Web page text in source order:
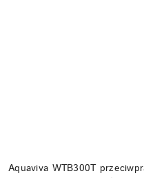
Aquaviva WTB300T